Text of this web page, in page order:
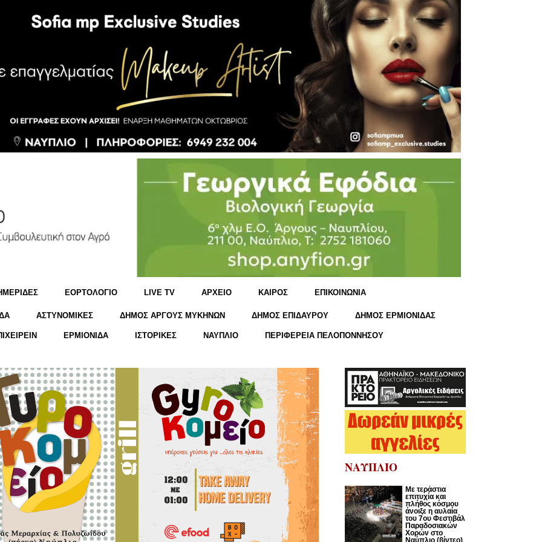
ΕΟΡΤΟΛΟΓΙΟ LIVE TV ΑΡΧΕΙΟ KΑΙΡΟΣ ΕΠΙΚΟΙΝΩΝΙΑ
ΑΣΤΥΝΟΜΙΚΕΣ ΔΗΜΟΣ ΑΡΓΟΥΣ ΜΥΚΗΝΩΝ ΔΗΜΟΣ ΕΠΙΔΑΥΡΟΥ ΔΗΜΟΣ ΕΡΜΙΟΝΙΔΑΣ
ΕΡΜΙΟΝΙΔΑ ΙΣΤΟΡΙΚΕΣ ΝΑΥΠΛΙΟ ΠΕΡΙΦΕΡΕΙΑ ΠΕΛΟΠΟΝΝΗΣΟΥ
ΝΑΥΠΛΙΟ
Με τεράστια
επιτυχία και
πλήθος κόσμου
άνοιξε η αυλαία
του 7ου Φεστιβάλ
Παραδοσιακών
Χορών στο
Ναύπλιο (βίντεο)